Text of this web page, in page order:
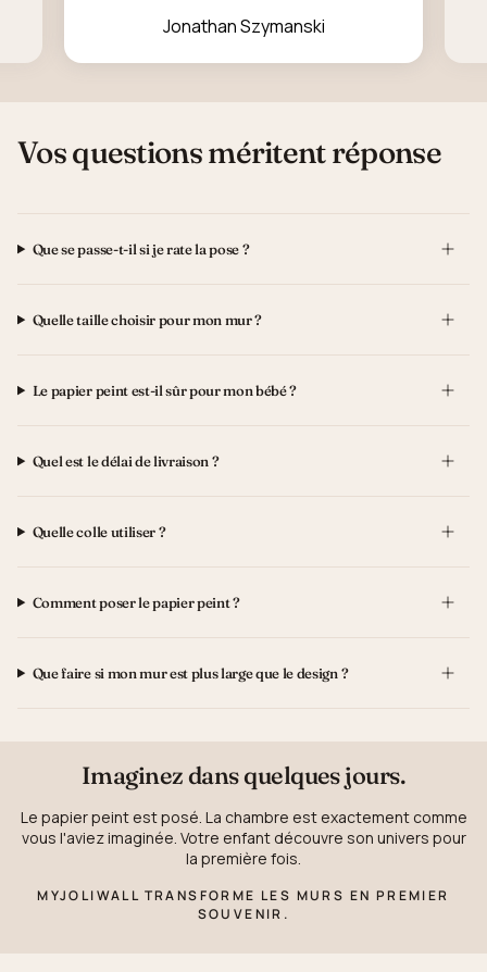
Jonathan Szymanski
Vos questions méritent réponse
Que se passe-t-il si je rate la pose ?
Quelle taille choisir pour mon mur ?
Le papier peint est-il sûr pour mon bébé ?
Quel est le délai de livraison ?
Quelle colle utiliser ?
Comment poser le papier peint ?
Que faire si mon mur est plus large que le design ?
Imaginez dans quelques jours.
Le papier peint est posé. La chambre est exactement comme
vous l'aviez imaginée. Votre enfant découvre son univers pour
la première fois.
MYJOLIWALL TRANSFORME LES MURS EN PREMIER
SOUVENIR.